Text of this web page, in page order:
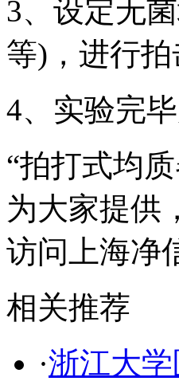
3、设定无
等)，进行
4、实验完
“拍打式均
为大家提供
访问上海净
相关推荐
·浙江大